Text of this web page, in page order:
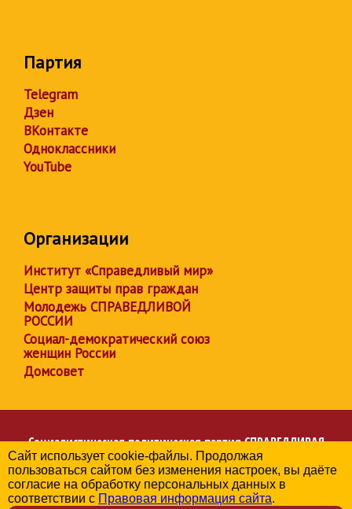
Партия
Telegram
Дзен
ВКонтакте
Одноклассники
YouTube
Организации
Институт «Справедливый мир»
Центр защиты прав граждан
Молодежь СПРАВЕДЛИВОЙ
РОССИИ
Социал-демократический союз
женщин России
Домсовет
Социалистическая политическая партияСПРАВЕДЛИВАЯ
РОССИЯ
Региональное отделение партии в Брянской области
© 2006-2026
Сайт использует cookie-файлы. Продолжая
пользоваться сайтом без изменения настроек, вы даёте
согласие на обработку персональных данных в
соответствии с Правовая информация сайта.